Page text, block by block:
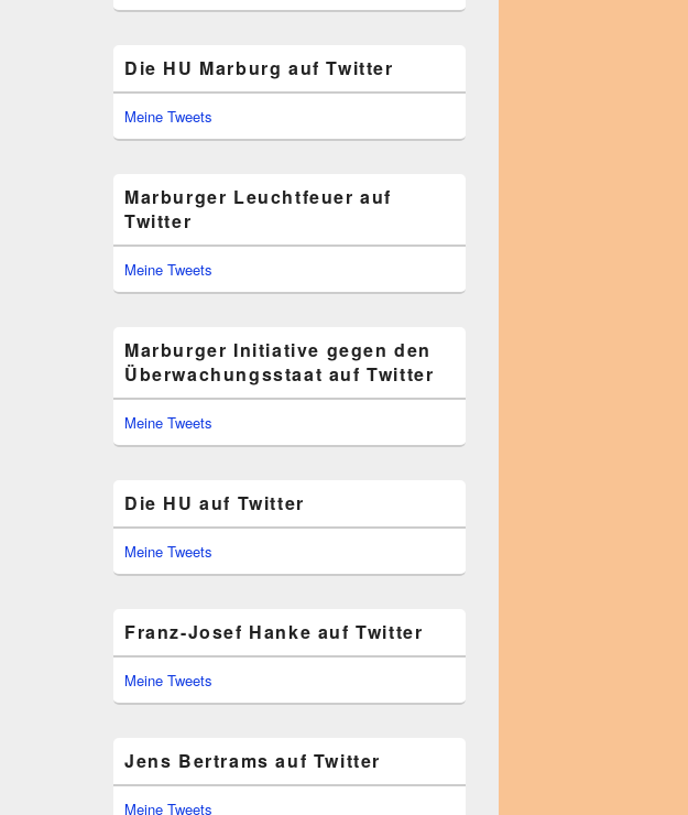
Die HU Marburg auf Twitter
Meine Tweets
Marburger Leuchtfeuer auf
Twitter
Meine Tweets
Marburger Initiative gegen den
Überwachungsstaat auf Twitter
Meine Tweets
Die HU auf Twitter
Meine Tweets
Franz-Josef Hanke auf Twitter
Meine Tweets
Jens Bertrams auf Twitter
Meine Tweets